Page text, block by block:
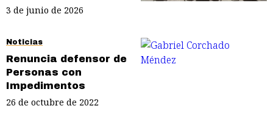
3 de junio de 2026
Noticias
Renuncia defensor de
Personas con
Impedimentos
26 de octubre de 2022